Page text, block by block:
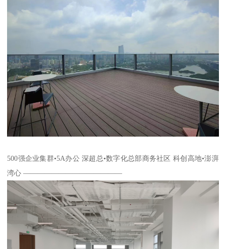
500强企业集群•5A办公 深超总•数字化总部商务社区 科创高地•澎湃
湾心 ——————————————